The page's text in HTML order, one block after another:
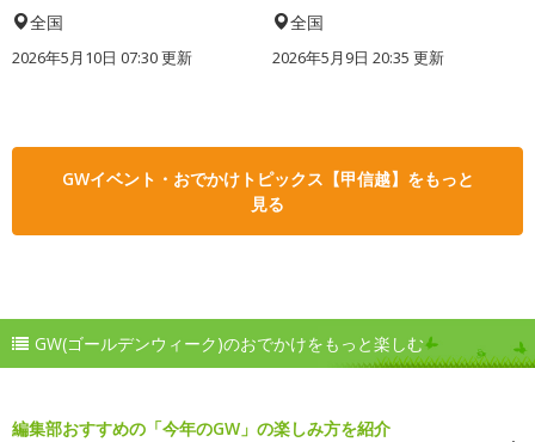
全国
2026年5月10日 07:30 更新
全国
2026年5月9日 20:35 更新
GWイベント・おでかけトピックス【甲信越】をもっと
見る
GW(ゴールデンウィーク)のおでかけをもっと楽しむ
編集部おすすめの「今年のGW」の楽しみ方を紹介